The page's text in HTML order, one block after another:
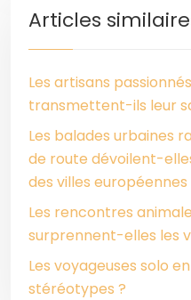
Articles
Les artisans
transmettent-ils leur
Les balades urbaines
de route dévoilent-
des villes européennes
Les rencontres
surprennent-elles les
Les voyageuses solo
stéréotypes ?